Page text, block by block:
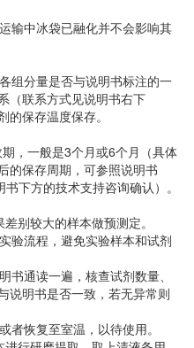
输中冰袋已融化并不会影响其
组分量是否与说明书标注的一
（联系方式见说明书右下
保存温度保存。
，一般是3个月或6个月（具体
的保存周期，可参照说明书
下方的技术支持咨询确认）。
别较大的样本做预测定。
验流程，避免实验样本和试剂
通读一遍，核查试剂数量、
说明书是否一致，若无异常则
恢复至室温，以待使用。